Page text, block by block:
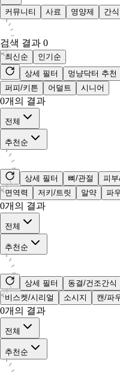
커뮤니티 사료 영양제 간식
검색 결과 0
최신순
인기순
상세 필터
멍냥닥터 추천
퍼피/키튼
어덜트 시니어
0개의 결과
전체
추천순
상세 필터 뼈/관절 피부
면역력
저키/트릿 알약 파
0개의 결과
전체
추천순
상세 필터 동결/건조간식
비스켓/시리얼
소시지 캔/파
0개의 결과
전체
추천순